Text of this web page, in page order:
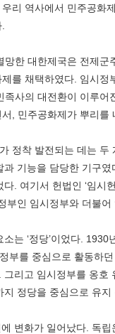
리 역사에서 민주공화
망한 대한제국은 전제
를 채택하였다. 임시정
족사의 대전환이 이루
, 민주공화제가 뿌리를
정착 발전되는 데는 두
기능을 담당한 기구
. 여기서 헌법인 ‘임시
부인 임시정부와 더불어
는 ‘정당’이었다.
부를 중심으로 활동하
리고 임시정부를 옹호
정당을 중심으로 유지
변화가 일어났다. 독